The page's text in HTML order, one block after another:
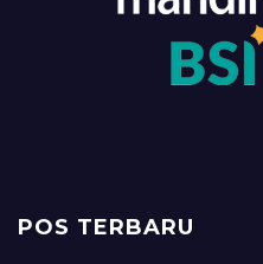
POS TERBARU